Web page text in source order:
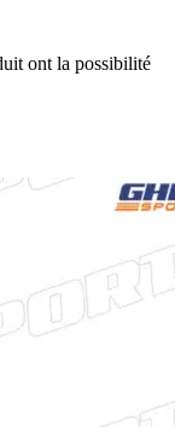
ont la possibilité